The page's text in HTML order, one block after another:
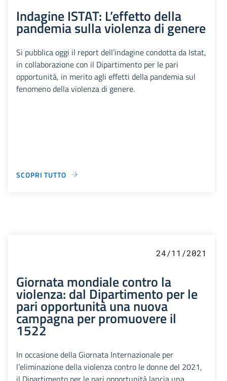
Indagine ISTAT: L’effetto della
pandemia sulla violenza di genere
Si pubblica oggi il report dell’indagine condotta da Istat,
in collaborazione con il Dipartimento per le pari
opportunità, in merito agli effetti della pandemia sul
fenomeno della violenza di genere.
SCOPRI TUTTO
24/11/2021
Giornata mondiale contro la
violenza: dal Dipartimento per le
pari opportunità una nuova
campagna per promuovere il
1522
In occasione della Giornata Internazionale per
l’eliminazione della violenza contro le donne del 2021,